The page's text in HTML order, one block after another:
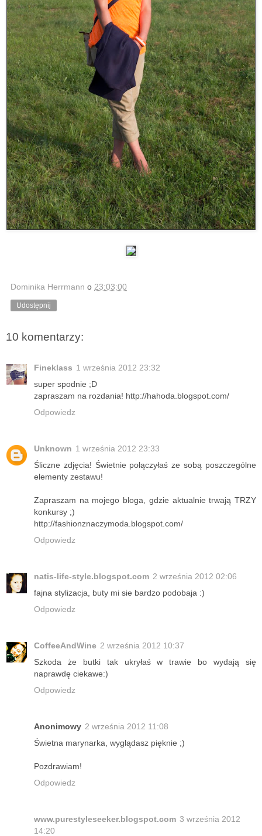
Dominika Herrmann o 23:03:00
Udostępnij
10 komentarzy:
Fineklass 1 września 2012 23:32
super spodnie ;D
zapraszam na rozdania! http://hahoda.blogspot.com/
Odpowiedz
Unknown 1 września 2012 23:33
Śliczne zdjęcia! Świetnie połączyłaś ze sobą poszczególne
elementy zestawu!
Zapraszam na mojego bloga, gdzie aktualnie trwają TRZY
konkursy ;)
http://fashionznaczymoda.blogspot.com/
Odpowiedz
natis-life-style.blogspot.com 2 września 2012 02:06
fajna stylizacja, buty mi sie bardzo podobaja :)
Odpowiedz
CoffeeAndWine 2 września 2012 10:37
Szkoda że butki tak ukryłaś w trawie bo wydają się
naprawdę ciekawe:)
Odpowiedz
Anonimowy 2 września 2012 11:08
Świetna marynarka, wyglądasz pięknie ;)
Pozdrawiam!
Odpowiedz
www.purestyleseeker.blogspot.com 3 września 2012
14:20